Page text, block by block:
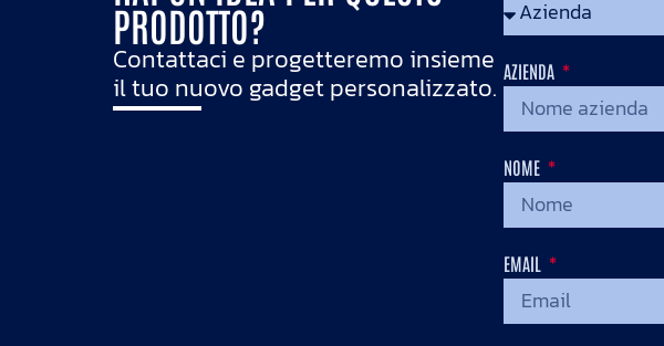
PRODOTTO?
Contattaci e progetteremo insieme
il tuo nuovo gadget personalizzato. AZIENDA
NOME
EMAIL